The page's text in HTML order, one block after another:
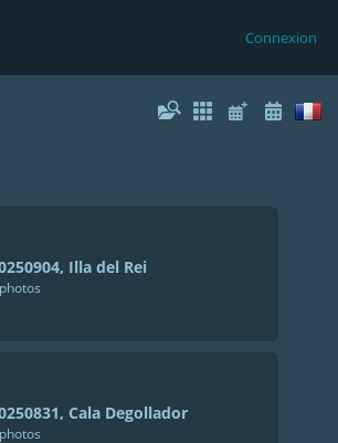
Connexion
Illa del Rei
Cala Degollador